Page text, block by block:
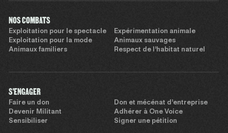
NOS COMBATS
Exploitation pour le spectacle
Expérimentation animale
Exploitation pour la mode
Animaux sauvages
Animaux familiers
Respect de l’habitat naturel
S'ENGAGER
Faire un don
Don et mécénat d’entreprise
Devenir Militant
Adhérer à One Voice
Sensibiliser
Signer une pétition